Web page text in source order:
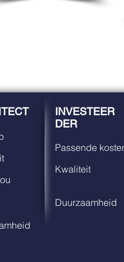
INVESTEER
DER
Passende
Kwaliteit
Duurzaamheid